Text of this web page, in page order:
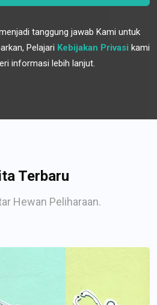
tanggung jawab Kami untuk
Pelajari Kebijakan Privasi kami
informasi lebih lanjut.
Terbaru
Hewan Peliharaan.